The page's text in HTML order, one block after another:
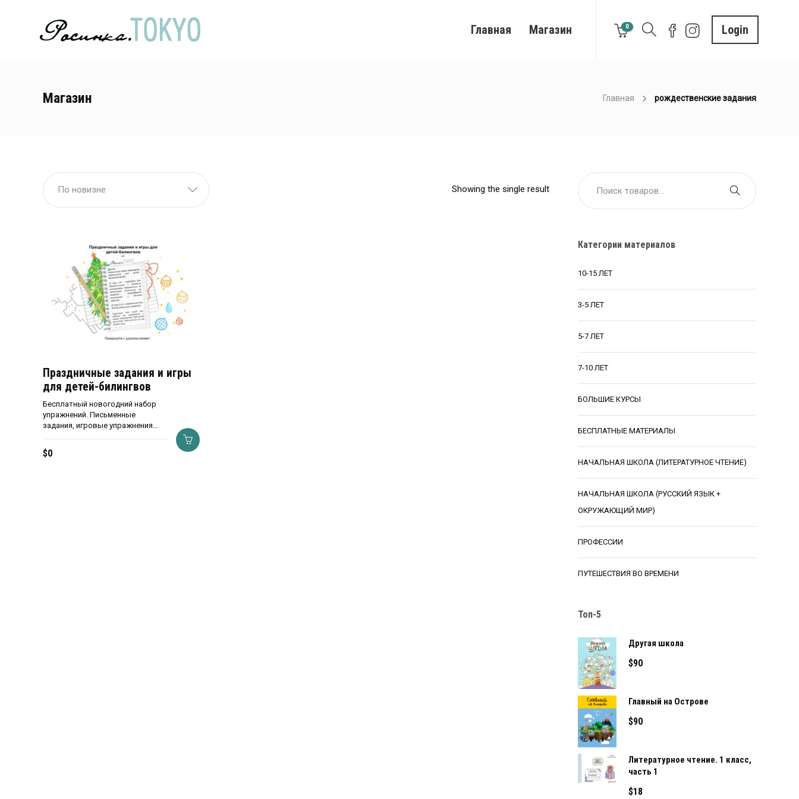
Главная Магазин 0 Login
Магазин Главная рождественские задания
Showing the single result
По новизне
Праздничные задания и игры
для детей-билингвов
Бесплатный новогодний набор
упражнений. Письменные
задания, игровые упражнения…
$0
Категории материалов
10-15 ЛЕТ
3-5 ЛЕТ
5-7 ЛЕТ
7-10 ЛЕТ
БОЛЬШИЕ КУРСЫ
БЕСПЛАТНЫЕ МАТЕРИАЛЫ
НАЧАЛЬНАЯ ШКОЛА (ЛИТЕРАТУРНОЕ ЧТЕНИЕ)
НАЧАЛЬНАЯ ШКОЛА (РУССКИЙ ЯЗЫК +
ОКРУЖАЮЩИЙ МИР)
ПРОФЕССИИ
ПУТЕШЕСТВИЯ ВО ВРЕМЕНИ
Топ-5
Другая школа
$90
Главный на Острове
$90
Литературное чтение. 1 класс,
часть 1
$18